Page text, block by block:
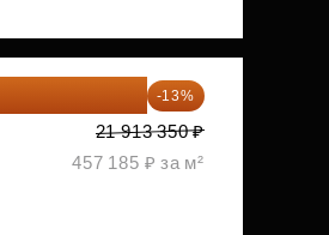
-13%
21 913 350 ₽
457 185 ₽ за м²